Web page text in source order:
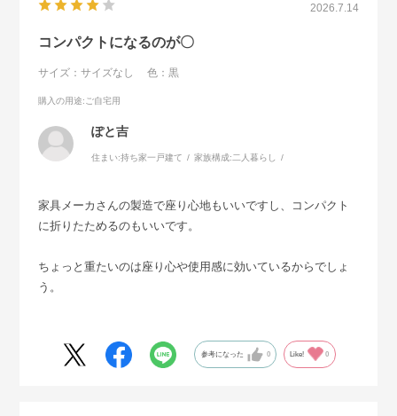
2026.7.14
コンパクトになるのが〇
サイズ：サイズなし 色：黒
購入の用途:ご自宅用
ぽと吉
住まい:持ち家一戸建て 家族構成:二人暮らし
家具メーカさんの製造で座り心地もいいですし、コンパクト
に折りたためるのもいいです。
ちょっと重たいのは座り心や使用感に効いているからでしょ
う。
参考になった 0 Like! 0